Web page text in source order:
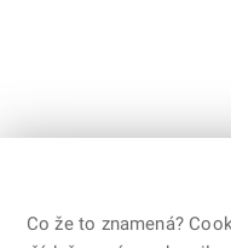
Co že to znamená?